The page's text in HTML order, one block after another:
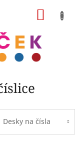
Desky na čísla